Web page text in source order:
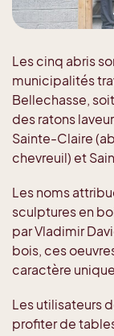
Les cinq abris
municipalités
Bellechasse,
des ratons
Sainte-Claire
chevreuil) et
Les noms
sculptures en
par Vladimir
bois, ces
caractère
Les utilisateurs
profiter de